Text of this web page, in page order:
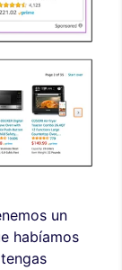
un
habíamos